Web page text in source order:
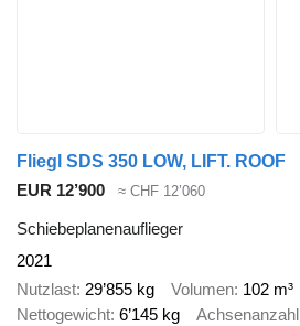
Fliegl SDS 350 LOW, LIFT. ROOF
EUR 12’900
≈ CHF 12’060
Schiebeplanenauflieger
2021
Nutzlast 29’855 kg Volumen 102 m³
Nettogewicht 6’145 kg Achsenanzahl